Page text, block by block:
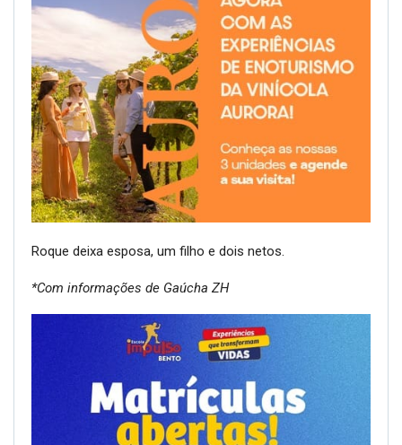
Roque deixa esposa, um filho e dois netos.
*Com informações de Gaúcha ZH